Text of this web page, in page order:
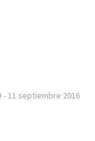
- 11 septiembre 2016